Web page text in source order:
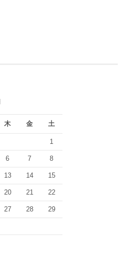
木 金 土
1
6 7 8
13 14 15
20 21 22
27 28 29